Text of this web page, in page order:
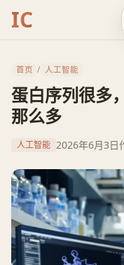
IC
首页 / 人工智能
蛋白序列很多
那么多
人工智能 2026年6月3日